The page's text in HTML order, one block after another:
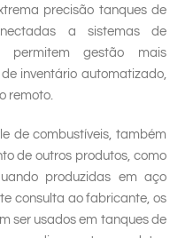
precisão tanques de
a sistemas de
permitem gestão mais
inventário automatizado,
remoto.
de combustíveis, também
de outros produtos, como
produzidas em aço
consulta ao fabricante, os
ser usados em tanques de